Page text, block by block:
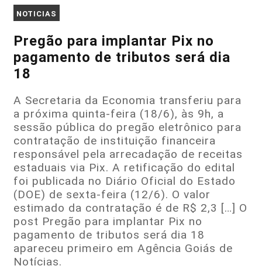
NOTICIAS
Pregão para implantar Pix no
pagamento de tributos será dia
18
A Secretaria da Economia transferiu para
a próxima quinta-feira (18/6), às 9h, a
sessão pública do pregão eletrônico para
contratação de instituição financeira
responsável pela arrecadação de receitas
estaduais via Pix. A retificação do edital
foi publicada no Diário Oficial do Estado
(DOE) de sexta-feira (12/6). O valor
estimado da contratação é de R$ 2,3 […] O
post Pregão para implantar Pix no
pagamento de tributos será dia 18
apareceu primeiro em Agência Goiás de
Notícias.